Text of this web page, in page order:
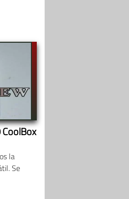
la
Se